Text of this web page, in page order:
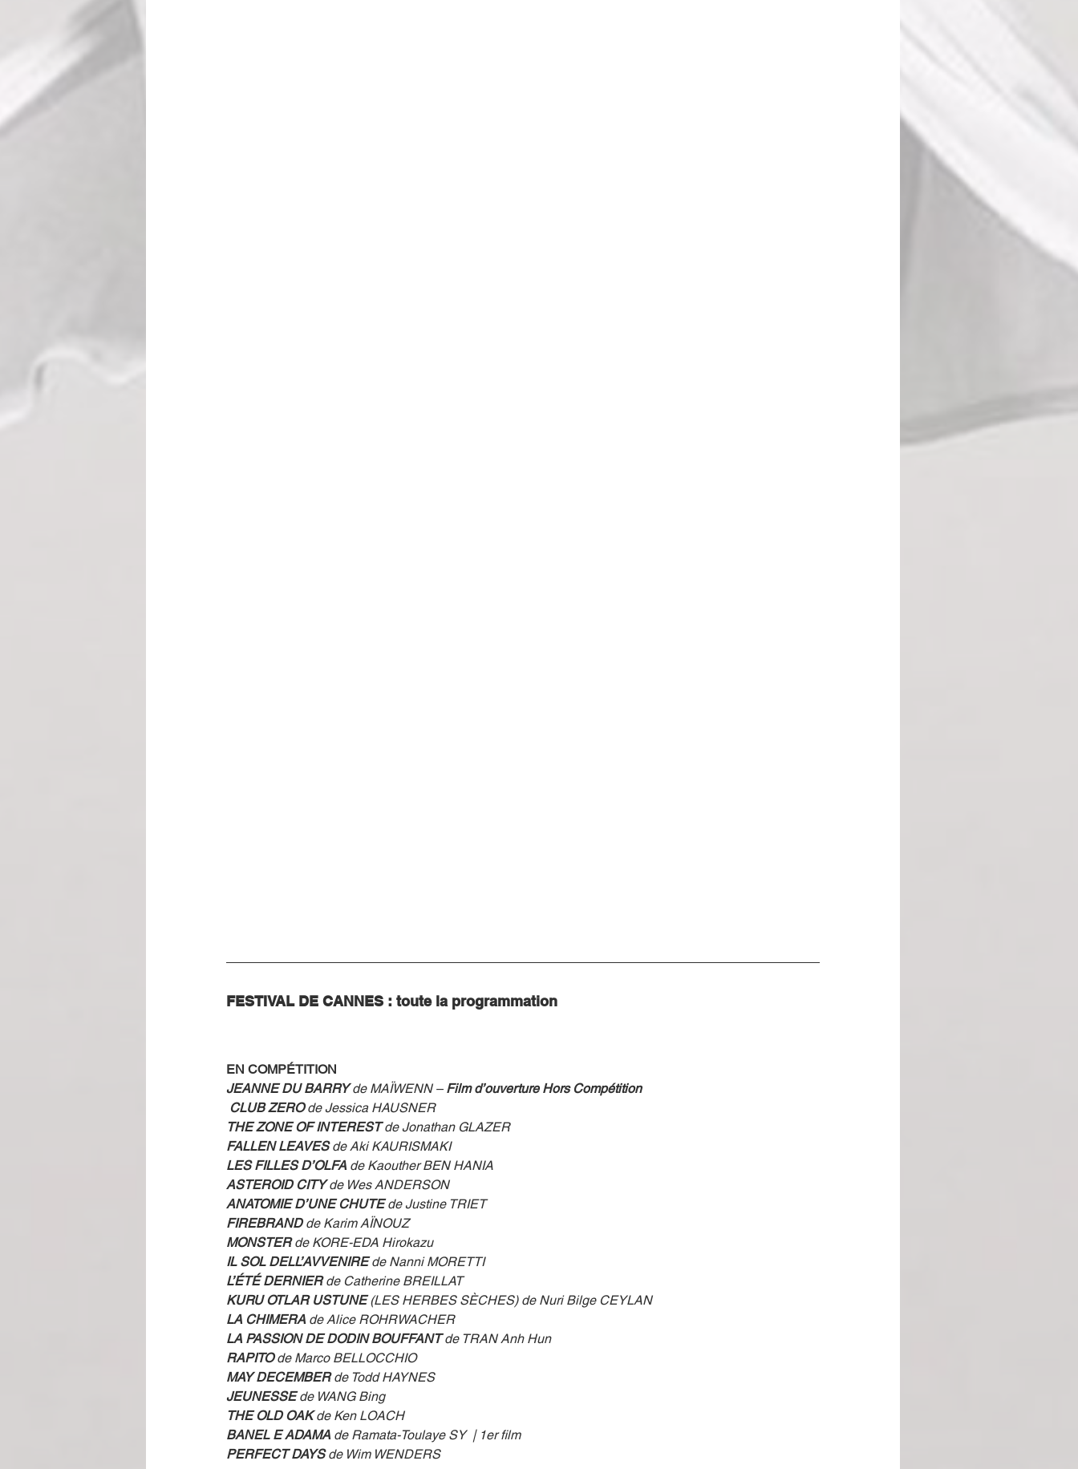
FESTIVAL DE CANNES : toute la programmation
EN COMPÉTITION
JEANNE DU BARRY de MAÏWENN – Film d’ouverture Hors Compétition
CLUB ZERO de Jessica HAUSNER
THE ZONE OF INTEREST de Jonathan GLAZER
FALLEN LEAVES de Aki KAURISMAKI
LES FILLES D’OLFA de Kaouther BEN HANIA
ASTEROID CITY de Wes ANDERSON
ANATOMIE D’UNE CHUTE de Justine TRIET
FIREBRAND de Karim AÏNOUZ
MONSTER de KORE-EDA Hirokazu
IL SOL DELL’AVVENIRE de Nanni MORETTI
L’ÉTÉ DERNIER de Catherine BREILLAT
KURU OTLAR USTUNE (LES HERBES SÈCHES) de Nuri Bilge CEYLAN
LA CHIMERA de Alice ROHRWACHER
LA PASSION DE DODIN BOUFFANT de TRAN Anh Hun
RAPITO de Marco BELLOCCHIO
MAY DECEMBER de Todd HAYNES
JEUNESSE de WANG Bing
THE OLD OAK de Ken LOACH
BANEL E ADAMA de Ramata-Toulaye SY  | 1er film
PERFECT DAYS de Wim WENDERS